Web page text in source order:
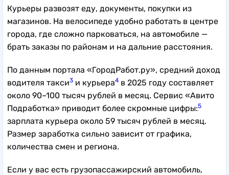
Курьеры развозят еду, документы, покупки из
магазинов. На велосипеде удобно работать в центре
города, где сложно парковаться, на автомобиле —
брать заказы по районам и на дальние расстояния.
По данным портала «ГородРабот.ру», средний доход
водителя такси3 и курьера4 в 2025 году составляет
около 90–100 тысяч рублей в месяц. Сервис «Авито
Подработка» приводит более скромные цифры:5
зарплата курьера около 59 тысяч рублей в месяц.
Размер заработка сильно зависит от графика,
количества смен и региона.
Если у вас есть грузопассажирский автомобиль,